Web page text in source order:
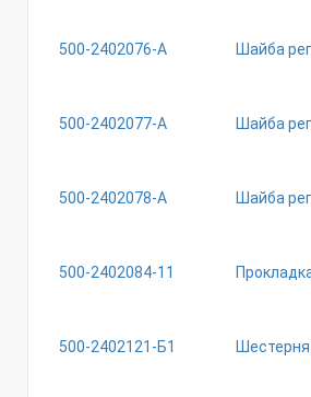
500-2402076-А Шайба
500-2402077-А Шайба
500-2402078-А Шайба
500-2402084-11
500-2402121-Б1